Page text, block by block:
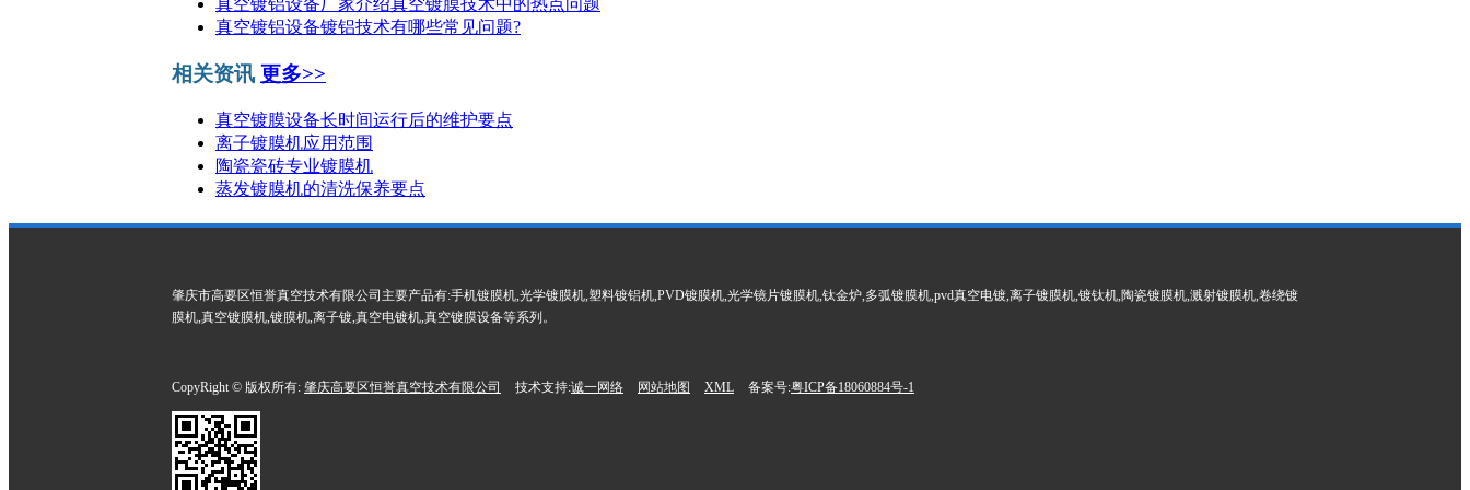
真空镀铝设备厂家介绍真空镀膜技术中的热点问题
真空镀铝设备镀铝技术有哪些常见问题?
相关资讯 更多>>
真空镀膜设备长时间运行后的维护要点
离子镀膜机​应用范围
陶瓷瓷砖专业镀膜机
蒸发镀膜机的清洗保养要点
肇庆市高要区恒誉真空技术有限公司主要产品有:手机镀膜机,光学镀膜机,塑料镀铝机,PVD镀膜机,光学镜片镀膜机,钛金炉,多弧镀膜机,pvd真空电镀,离子镀膜机,镀钛机,陶瓷镀膜机,溅射镀膜机,卷绕镀
膜机,真空镀膜机,镀膜机,离子镀,真空电镀机,真空镀膜设备等系列。
CopyRight © 版权所有: 肇庆高要区恒誉真空技术有限公司 技术支持:诚一网络 网站地图 XML 备案号:粤ICP备18060884号-1